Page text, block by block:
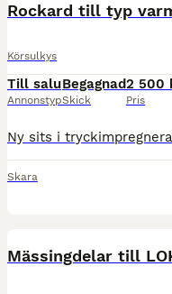
Körsulkys
Till salu
Annonstyp
Begagnad
Skick
2 500
Pris
Skara
Mässingdelar till